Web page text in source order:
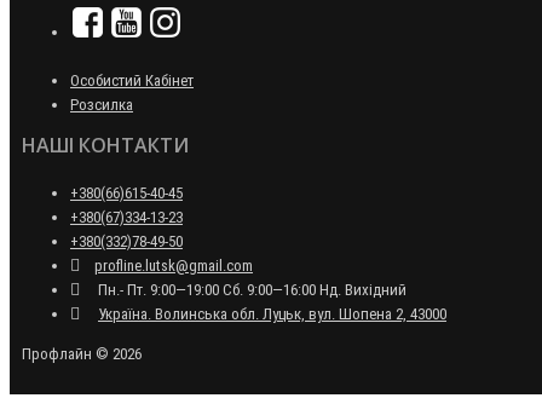
Особистий Кабінет
Розсилка
НАШІ КОНТАКТИ
+380(66)615-40-45
+380(67)334-13-23
+380(332)78-49-50
profline.lutsk@gmail.com
Пн.- Пт. 9:00—19:00 Сб. 9:00—16:00 Нд. Вихідний
Україна. Волинська обл. Луцьк, вул. Шопена 2, 43000
Профлайн © 2026